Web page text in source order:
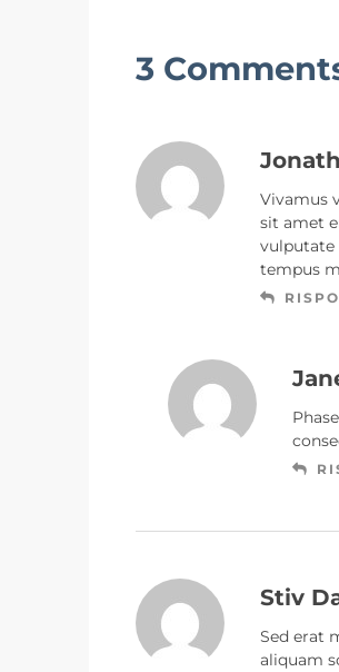
3
Vivamus
sit amet
vulputate
tempus
Stiv
Sed erat
aliquam